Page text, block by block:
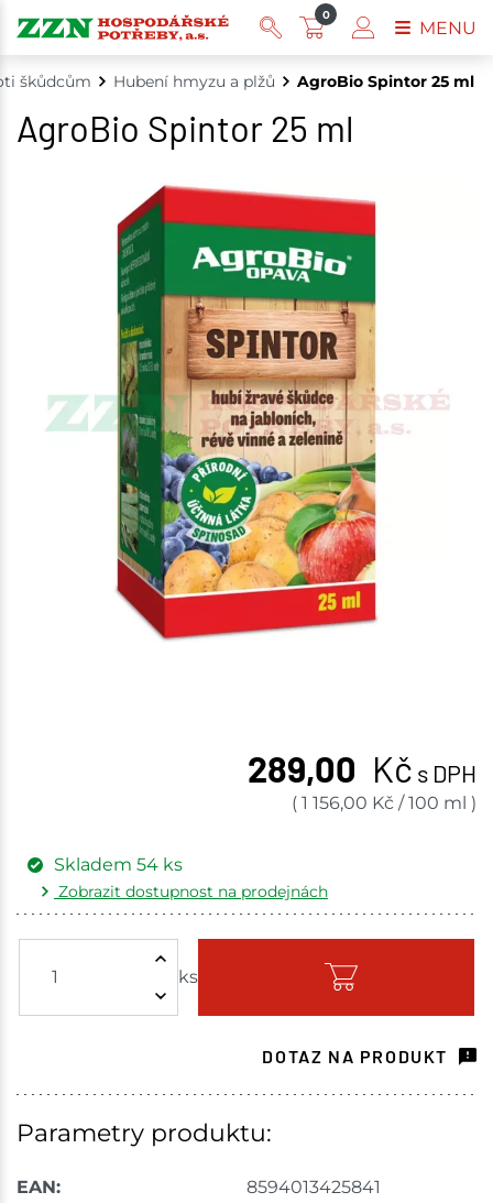
škůdcům Hubení hmyzu a plžů AgroBio Spintor 25 ml
AgroBio Spintor 25 ml
289,00 Kč s DPH
( 1 156,00 Kč /100 ml )
ks
Skladem 54 ks
Zobrazit dostupnost na prodejnách
Skladem - ihned k odeslání
Tišnov 7 ks
DOTAZ NA PRODUKT
Parametry produktu:
EAN:
8594013425841
0
MENU